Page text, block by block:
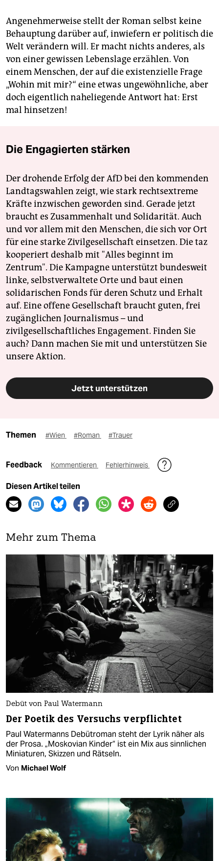
Angenehmerweise stellt der Roman selbst keine
Behauptung darüber auf, inwiefern er politisch die
Welt verändern will. Er macht nichts anderes, als
von einer gewissen Lebenslage erzählen. Von
einem Menschen, der auf die existenzielle Frage
„Wohin mit mir?“ eine etwas ungewöhnliche, aber
doch eigentlich naheliegende Antwort hat: Erst
mal hinsetzen!
Die Engagierten stärken
Der drohende Erfolg der AfD bei den kommenden
Landtagswahlen zeigt, wie stark rechtsextreme
Kräfte inzwischen geworden sind. Gerade jetzt
braucht es Zusammenhalt und Solidarität. Auch
und vor allem mit den Menschen, die sich vor Ort
für eine starke Zivilgesellschaft einsetzen. Die taz
kooperiert deshalb mit "Alles beginnt im
Zentrum". Die Kampagne unterstützt bundesweit
linke, selbstverwaltete Orte und baut einen
solidarischen Fonds für deren Schutz und Erhalt
auf. Eine offene Gesellschaft braucht guten, frei
zugänglichen Journalismus – und
zivilgesellschaftliches Engagement. Finden Sie
auch? Dann machen Sie mit und unterstützen Sie
unsere Aktion.
Jetzt unterstützen
Themen #Wien #Roman #Trauer
Feedback Kommentieren Fehlerhinweis
Diesen Artikel teilen
Mehr zum Thema
Debüt von Paul Watermann
Der Poetik des Versuchs verpflichtet
Paul Watermanns Debütroman steht der Lyrik näher als
der Prosa. „Moskovian Kinder“ ist ein Mix aus sinnlichen
Miniaturen, Skizzen und Rätseln.
Von Michael Wolf